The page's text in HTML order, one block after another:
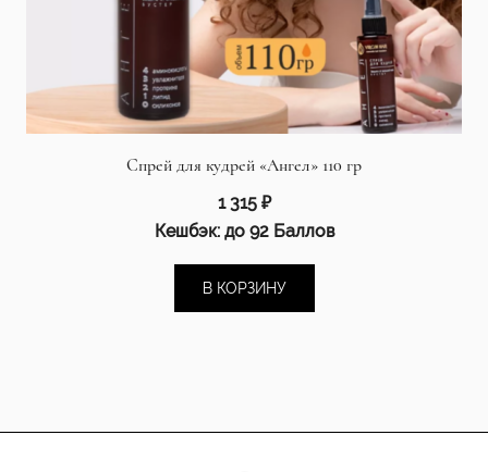
Спрей для кудрей «Ангел» 110 гр
1 315 ₽
Кешбэк:до 92 Баллов
В КОРЗИНУ